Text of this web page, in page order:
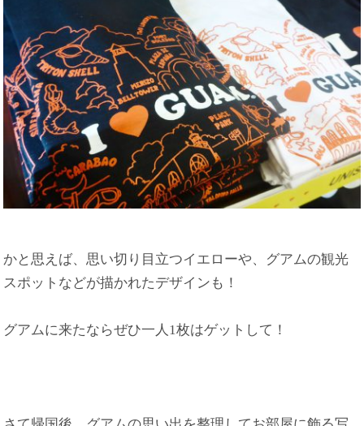
かと思えば、思い切り目立つイエローや、グアムの観光
スポットなどが描かれたデザインも！
グアムに来たならぜひ一人1枚はゲットして！